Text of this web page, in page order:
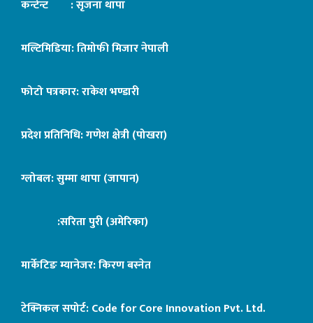
कन्टेन्ट : सृजना थापा
मल्टिमिडिया: तिमोफी मिजार नेपाली
फोटो पत्रकार: राकेश भण्डारी
प्रदेश प्रतिनिधि: गणेश क्षेत्री (पोखरा)
ग्लोबल: सुम्मा थापा (जापान)
:सरिता पुरी (अमेरिका)
मार्केटिङ म्यानेजर: किरण बस्नेत
टेक्निकल सपोर्ट:Code for Core Innovation Pvt. Ltd.